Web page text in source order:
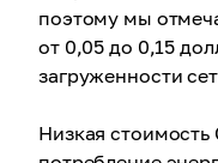
поэтому мы
от 0,05 до 0,15
загруженности
Низкая